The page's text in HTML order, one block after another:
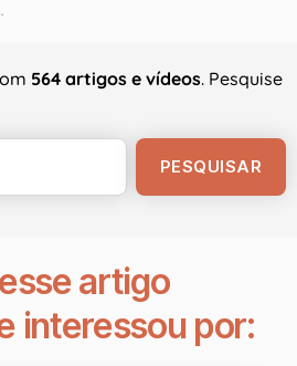
564 artigos e vídeos. Pesquise
artigo
interessou por: